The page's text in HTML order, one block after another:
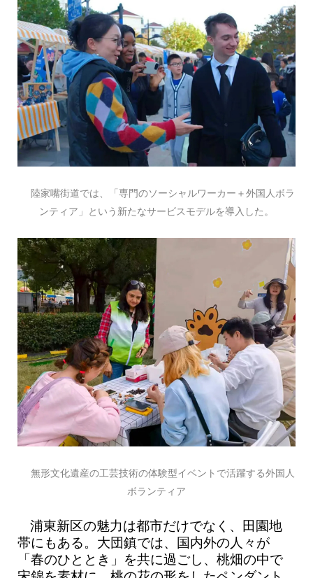
陸家嘴街道では、「専門のソーシャルワーカー＋外国人ボラ
ンティア」という新たなサービスモデルを導入した。
無形文化遺産の工芸技術の体験型イベントで活躍する外国人
ボランティア
浦東新区の魅力は都市だけでなく、田園地
帯にもある。大団鎮では、国内外の人々が
「春のひととき」を共に過ごし、桃畑の中で